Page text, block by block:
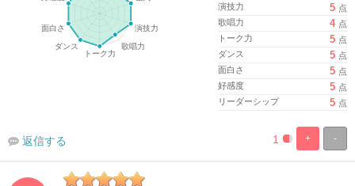
演技力
5 点
歌唱力
4 点
トーク力
5 点
ダンス
5 点
面白さ
5 点
好感度
5 点
リーダーシップ
5 点
-
+
%100%
1
返信する